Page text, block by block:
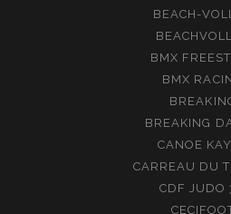
BEACH-
BMX
BMX
BREAKING
CANOE
CARREAU DU
CDF JUDO